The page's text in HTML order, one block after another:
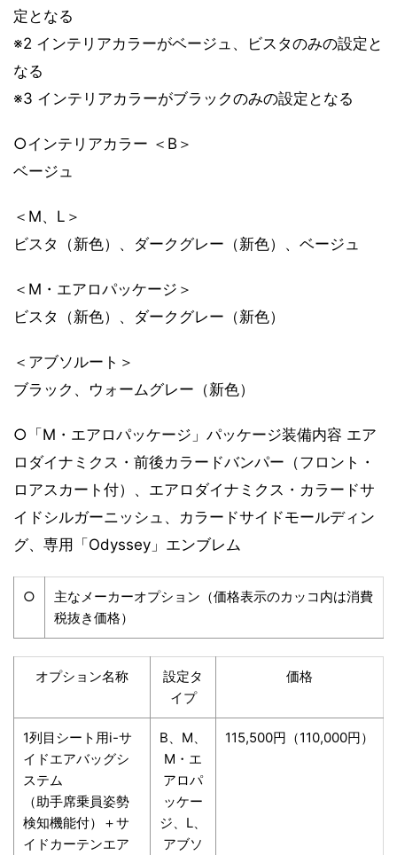
定となる
※2 インテリアカラーがベージュ、ビスタのみの設定と
なる
※3 インテリアカラーがブラックのみの設定となる
○インテリアカラー ＜B＞
ベージュ
＜M、L＞
ビスタ（新色）、ダークグレー（新色）、ベージュ
＜M・エアロパッケージ＞
ビスタ（新色）、ダークグレー（新色）
＜アブソルート＞
ブラック、ウォームグレー（新色）
○「M・エアロパッケージ」パッケージ装備内容 エア
ロダイナミクス・前後カラードバンパー（フロント・
ロアスカート付）、エアロダイナミクス・カラードサ
イドシルガーニッシュ、カラードサイドモールディン
グ、専用「Odyssey」エンブレム
○
主なメーカーオプション（価格表示のカッコ内は消費
税抜き価格）
オプション名称
設定タ
イプ
価格
1列目シート用i-サ
イドエアバッグシ
ステム
（助手席乗員姿勢
検知機能付）＋サ
イドカーテンエア
B、M、
M・エ
アロパ
ッケー
ジ、L、
アブソ
115,500円（110,000円）